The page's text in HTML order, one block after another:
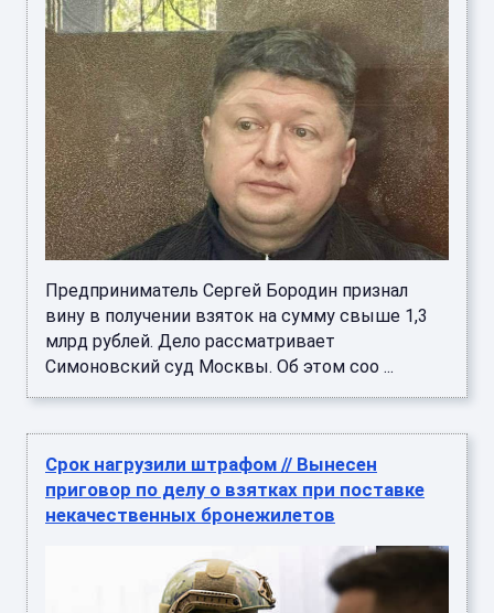
Предприниматель Сергей Бородин признал
вину в получении взяток на сумму свыше 1,3
млрд рублей. Дело рассматривает
Симоновский суд Москвы. Об этом соо ...
Срок нагрузили штрафом // Вынесен
приговор по делу о взятках при поставке
некачественных бронежилетов